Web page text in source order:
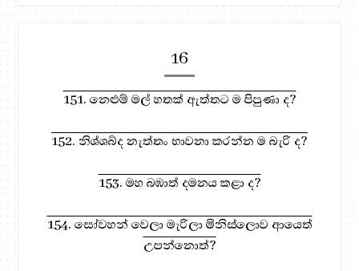
16
151. නෙළුම් මල් හතක් ඇත්තට ම පිපුණා ද?
152. නිශ්ශබ්ද නැත්තං භාවනා කරන්න ම බැරි ද?
153. මහ බඹාත් දමනය කළා ද?
154. සෝවහන් වෙලා මැරිලා මිනිස්ලොව ආයෙත්
උපන්නොත්?